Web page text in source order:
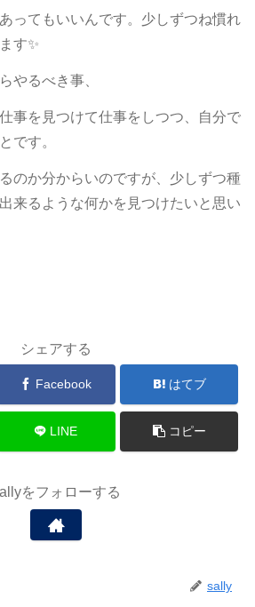
ってもいいんです。少しずつね慣れ
す✨
やるべき事、
事を見つけて仕事をしつつ、自分で
です。
のか分からいのですが、少しずつ種
来るような何かを見つけたいと思い
シェアする
Facebook はてブ
LINE コピー
をフォローする
sally